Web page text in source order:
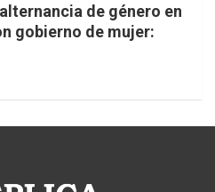
de género en
gobierno de mujer: